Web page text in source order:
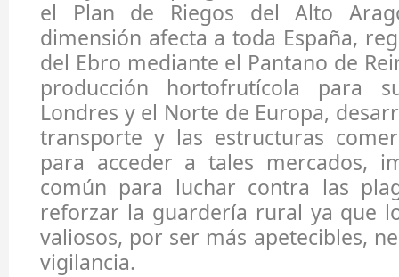
el Plan de Riegos del Alto
dimensión afecta a toda España,
del Ebro mediante el Pantano de
producción hortofrutícola para
Londres y el Norte de Europa,
transporte y las estructuras
para acceder a tales mercados,
común para luchar contra las
reforzar la guardería rural ya que
valiosos, por ser más apetecibles,
vigilancia.